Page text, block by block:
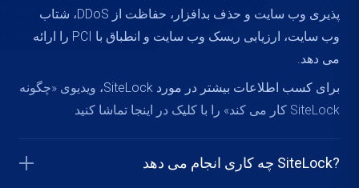
پذیری وب سایت و حذف بدافزار، حفاظت از DDoS، شتاب
وب سایت، ارزیابی ریسک وب سایت و انطباق با PCI را ارائه
می دهد.
برای کسب اطلاعات بیشتر در مورد SiteLock،
ویدیوی «چگونه
SiteLock کار می کند» را با کلیک در اینجا تماشا کنید
?SiteLock چه کاری انجام می دهد